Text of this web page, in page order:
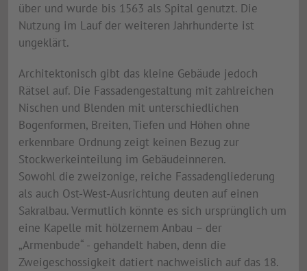
über und wurde bis 1563 als Spital genutzt. Die
Nutzung im Lauf der weiteren Jahrhunderte ist
ungeklärt.
Architektonisch gibt das kleine Gebäude jedoch
Rätsel auf. Die Fassadengestaltung mit zahlreichen
Nischen und Blenden mit unterschiedlichen
Bogenformen, Breiten, Tiefen und Höhen ohne
erkennbare Ordnung zeigt keinen Bezug zur
Stockwerkeinteilung im Gebäudeinneren.
Sowohl die zweizonige, reiche Fassadengliederung
als auch Ost-West-Ausrichtung deuten auf einen
Sakralbau. Vermutlich könnte es sich ursprünglich um
eine Kapelle mit hölzernem Anbau – der
„Armenbude“ - gehandelt haben, denn die
Zweigeschossigkeit datiert nachweislich auf das 18.